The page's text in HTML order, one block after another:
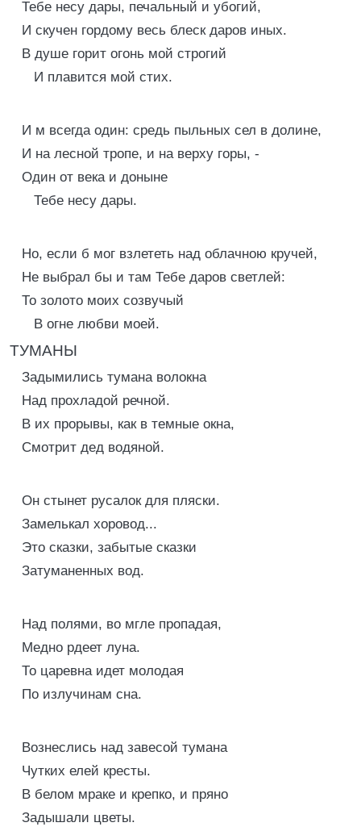
Тебе несу дары, печальный и убогий,
И скучен гордому весь блеск даров иных.
В душе горит огонь мой строгий
И плавится мой стих.
И м всегда один: средь пыльных сел в долине,
И на лесной тропе, и на верху горы, -
Один от века и доныне
Тебе несу дары.
Но, если б мог взлететь над облачною кручей,
Не выбрал бы и там Тебе даров светлей:
То золото моих созвучый
В огне любви моей.
ТУМАНЫ
Задымились тумана волокна
Над прохладой речной.
В их прорывы, как в темные окна,
Смотрит дед водяной.
Он стынет русалок для пляски.
Замелькал хоровод...
Это сказки, забытые сказки
Затуманенных вод.
Над полями, во мгле пропадая,
Медно рдеет луна.
То царевна идет молодая
По излучинам сна.
Вознеслись над завесой тумана
Чутких елей кресты.
В белом мраке и крепко, и пряно
Задышали цветы.